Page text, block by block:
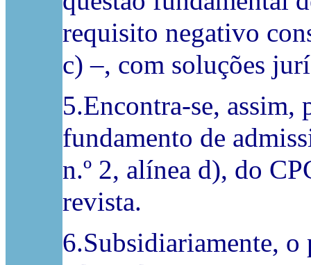
requisito negativo
c) –, com soluções
5.Encontra-se, assim,
fundamento de
n.º 2, alínea d), do
revista.
6.Subsidiariamente, o